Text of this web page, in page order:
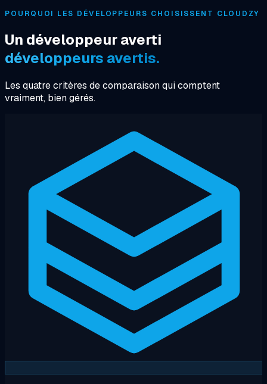
POURQUOI LES DÉVELOPPEURS CHOISISSENT CLOUDZY
Un développeur averti
développeurs avertis.
Les quatre critères de comparaison qui comptent
vraiment, bien gérés.